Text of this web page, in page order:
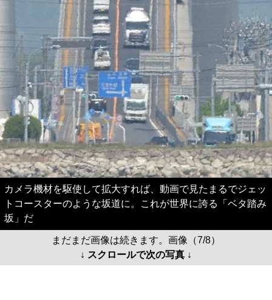
カメラ機材を駆使して拡大すれば、動画で見たまるでジェッ
トコースターのような坂道に。これが世界に誇る「ベタ踏み
坂」だ
まだまだ画像は続きます。画像（7/8）
↓ スクロールで次の写真 ↓